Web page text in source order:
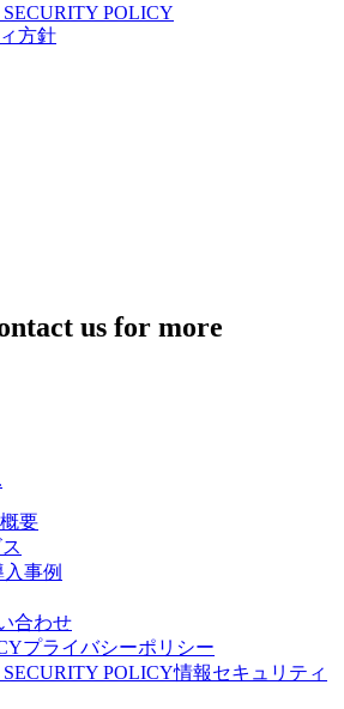
POLICY
方針
us for more
要
入事例
合わせ
プライバシーポリシー
POLICY情報セキュリティ